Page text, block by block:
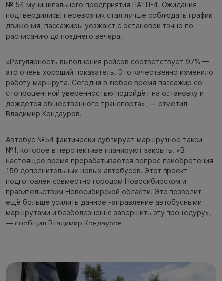
№ 54 муниципального предприятия ПАТП-4. Ожидания
подтвердились: перевозчик стал лучше соблюдать график
движения, пассажиры уезжают с остановок точно по
расписанию до позднего вечера.
«Регулярность выполнения рейсов соответствует 97% —
это очень хороший показатель. Это качественно изменило
работу маршрута. Сегодня в любое время пассажир со
стопроцентной уверенностью подойдёт на остановку и
дождётся общественного транспорта», — отметил
Владимир Кондауров.
Автобус №54 фактически дублирует маршрутное такси
№1, которое в перспективе планируют закрыть. «В
настоящее время прорабатывается вопрос приобретения
150 дополнительных новых автобусов. Этот проект
подготовлен совместно городом Новосибирском и
правительством Новосибирской области. Это позволит
ещё больше усилить данное направление автобусными
маршрутами и безболезненно завершить эту процедуру»,
— сообщил Владимир Кондауров.